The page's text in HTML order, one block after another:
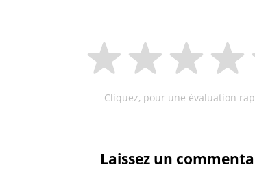
Cliquez, pour une évaluation
Laissez un